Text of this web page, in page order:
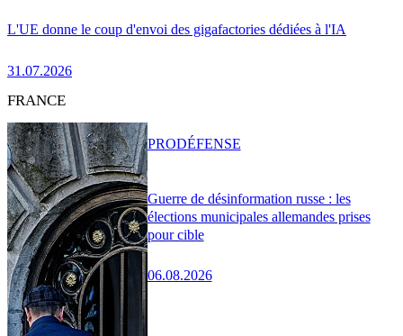
L'UE donne le coup d'envoi des gigafactories dédiées à l'IA
31.07.2026
FRANCE
Guerre de désinformation russe : les
élections municipales allemandes prises
pour cible
06.08.2026
PRODÉFENSE